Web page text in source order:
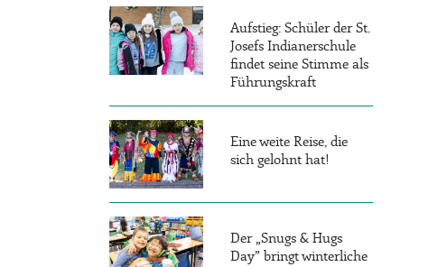
Aufstieg: Schüler der St.
Josefs Indianerschule
findet seine Stimme als
Führungskraft
Eine weite Reise, die
sich gelohnt hat!
Der „Snugs & Hugs
Day” bringt winterliche